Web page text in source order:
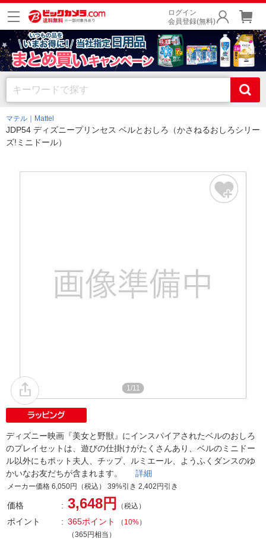
ログイン
会員登録(無料)
マテル｜Mattel
JDP54 ディズニープリンセス ベルとおしろ（かさねるおしろシリー
ズ!ミニドール）
1/11
ディズニー映画『美女と野獣』にインスパイアされたベルのおしろ
のプレイセットは、遊びの仕掛けがたくさんあり、ベルのミニドー
ル以外にもポット夫人、チップ、ルミエール、ようふくダンスのゆ
かいなお友だちが含まれます。 詳細
メーカー価格 6,050円（税込） 39%引き 2,402円引き
価格 3,648円 （税込）
ポイント 365ポイント （ 10%）
（365円相当）